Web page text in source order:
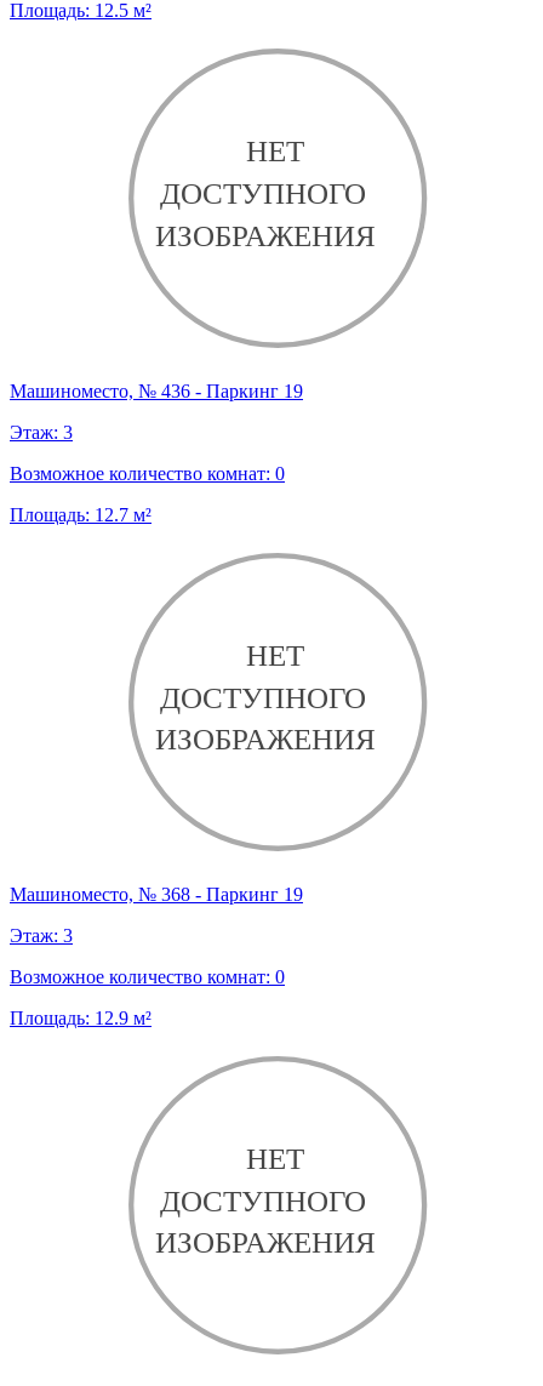
Площадь: 12.5 м²
Машиноместо, № 436 - Паркинг 19
Этаж: 3
Возможное количество комнат: 0
Площадь: 12.7 м²
Машиноместо, № 368 - Паркинг 19
Этаж: 3
Возможное количество комнат: 0
Площадь: 12.9 м²